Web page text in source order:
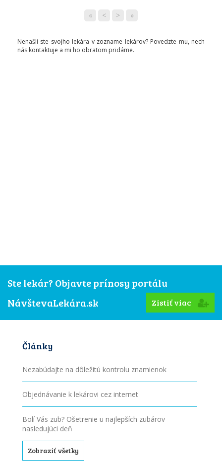
« < > »
Nenašli ste svojho lekára v zozname lekárov? Povedzte mu, nech
nás kontaktuje a mi ho obratom pridáme.
Ste lekár? Objavte prínosy portálu
NávštevaLekára.sk
Zistiť viac
Články
Nezabúdajte na dôležitú kontrolu znamienok
Objednávanie k lekárovi cez internet
Bolí Vás zub? Ošetrenie u najlepších zubárov
nasledujúci deň
Zobraziť všetky